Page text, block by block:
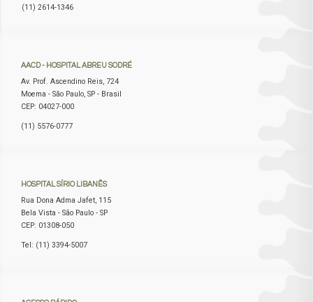
(11) 2614-1346
AACD- HOSPITAL ABREU SODRÉ
Av. Prof. Ascendino Reis, 724
Moema - São Paulo, SP - Brasil
CEP: 04027-000
(11) 5576-0777
HOSPITALSÍRIO LIBANÊS
Rua Dona Adma Jafet, 115
Bela Vista - São Paulo - SP
CEP: 01308-050
Tel: (11) 3394-5007